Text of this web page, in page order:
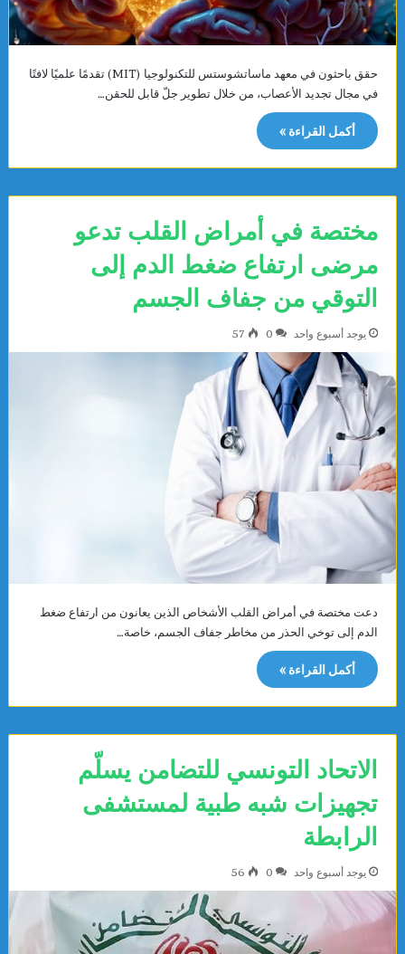
حقق باحثون في معهد ماساتشوستس للتكنولوجيا (MIT) تقدمًا علميًا لافتًا
في مجال تجديد الأعصاب، من خلال تطوير جلّ قابل للحقن…
أكمل القراءة »
مختصة في أمراض القلب تدعو
مرضى ارتفاع ضغط الدم إلى
التوقي من جفاف الجسم
يوجد أسبوع واحد 0
57
دعت مختصة في أمراض القلب الأشخاص الذين يعانون من ارتفاع ضغط
الدم إلى توخي الحذر من مخاطر جفاف الجسم، خاصة…
أكمل القراءة »
الاتحاد التونسي للتضامن يسلّم
تجهيزات شبه طبية لمستشفى
الرابطة
يوجد أسبوع واحد 0
56